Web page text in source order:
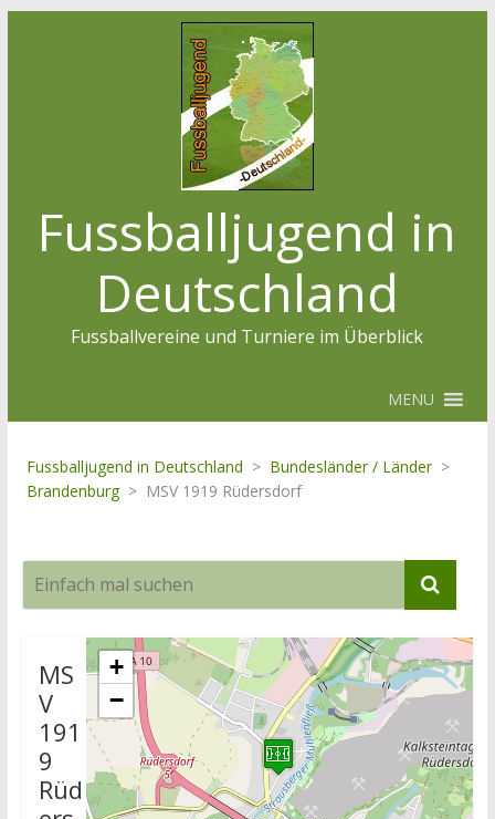
Fussballjugend in
Deutschland
Fussballvereine und Turniere im Überblick
MENU
Fussballjugend in Deutschland > Bundesländer / Länder >
Brandenburg > MSV 1919 Rüdersdorf
+
−
MS
V
191
9
Rüd